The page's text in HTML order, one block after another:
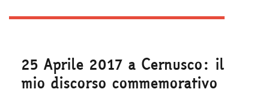
25 Aprile 2017 a Cernusco: il
mio discorso commemorativo